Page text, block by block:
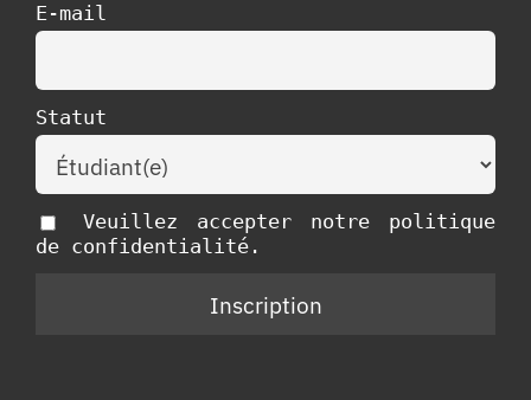
E-mail
Statut
Veuillez accepter notre politique
de confidentialité.